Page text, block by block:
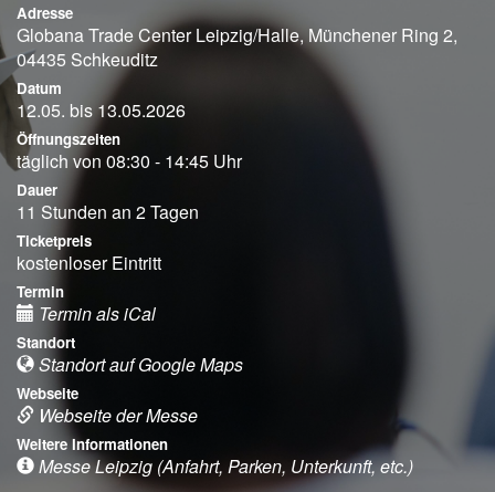
Adresse
Globana Trade Center Leipzig/Halle, Münchener Ring 2,
04435 Schkeuditz
Datum
12.05. bis 13.05.2026
Öffnungszeiten
täglich von 08:30 - 14:45 Uhr
Dauer
11 Stunden an 2 Tagen
Ticketpreis
kostenloser Eintritt
Termin
Termin als iCal
Standort
Standort auf Google Maps
Webseite
Webseite der Messe
Weitere Informationen
Messe Leipzig (Anfahrt, Parken, Unterkunft, etc.)